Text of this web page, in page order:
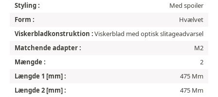
Styling :
Med spoiler
Form :
Hvælvet
Viskerbladkonstruktion :Viskerblad med optisk slitageadvarsel
Matchende adapter :
M2
Mængde :
2
Længde 1 [mm] :
475 Mm
Længde 2 [mm] :
475 Mm